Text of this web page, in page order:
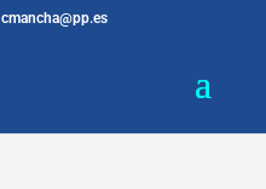
cmancha@pp.es